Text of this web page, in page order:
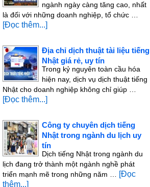
ngành ngày càng tăng cao, nhất
là đối với những doanh nghiệp, tổ chức …
[Đọc thêm...]
Địa chỉ dịch thuật tài liệu tiếng
Nhật giá rẻ, uy tín
Trong kỷ nguyên toàn cầu hóa
hiện nay, dịch vụ dịch thuật tiếng
Nhật cho doanh nghiệp không chỉ giúp …
[Đọc thêm...]
Công ty chuyên dịch tiếng
Nhật trong ngành du lịch uy
tín
Dịch tiếng Nhật trong ngành du
lịch đang trở thành một ngành nghề phát
triển mạnh mẽ trong những năm …
[Đọc
thêm...]